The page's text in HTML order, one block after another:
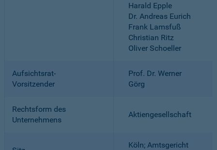
Harald Epple
Dr. Andreas Eurich
Frank Lamsfuß
Christian Ritz
Oliver Schoeller
Aufsichtsrat-
Vorsitzender
Prof. Dr. Werner
Görg
Rechtsform des
Unternehmens
Aktiengesellschaft
Köln; Amtsgericht